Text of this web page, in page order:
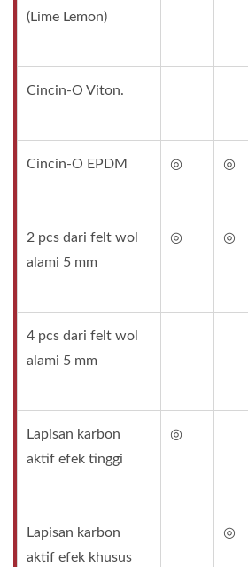
(Lime Lemon)
Cincin-O Viton.
Cincin-O EPDM ◎ ◎
2 pcs dari felt wol
alami 5 mm
◎ ◎
4 pcs dari felt wol
alami 5 mm
Lapisan karbon
aktif efek tinggi
◎
Lapisan karbon
aktif efek khusus
◎